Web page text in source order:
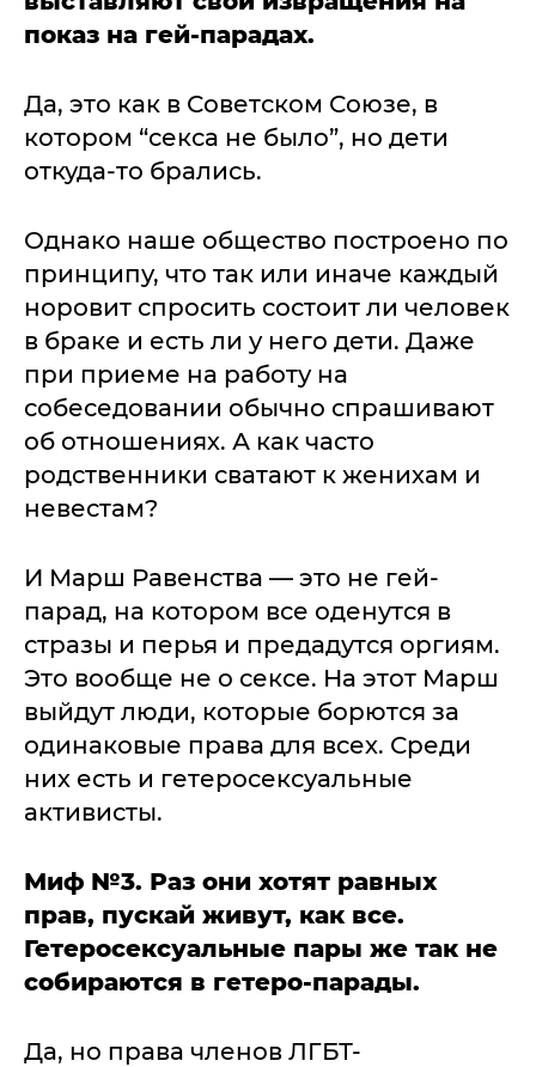
показ на гей-парадах.
Да, это как в Советском Союзе, в
котором “секса не было”, но дети
откуда-то брались.
Однако наше общество построено по
принципу, что так или иначе каждый
норовит спросить состоит ли человек
в браке и есть ли у него дети. Даже
при приеме на работу на
собеседовании обычно спрашивают
об отношениях. А как часто
родственники сватают к женихам и
невестам?
И Марш Равенства — это не гей-
парад, на котором все оденутся в
стразы и перья и предадутся оргиям.
Это вообще не о сексе. На этот Марш
выйдут люди, которые борются за
одинаковые права для всех. Среди
них есть и гетеросексуальные
активисты.
Миф №3. Раз они хотят равных
прав, пускай живут, как все.
Гетеросексуальные пары же так не
собираются в гетеро-парады.
Да, но права членов ЛГБТ-